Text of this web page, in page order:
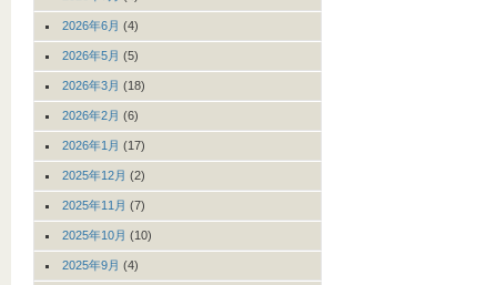
2026年6月 (4)
2026年5月 (5)
2026年3月 (18)
2026年2月 (6)
2026年1月 (17)
2025年12月 (2)
2025年11月 (7)
2025年10月 (10)
2025年9月 (4)